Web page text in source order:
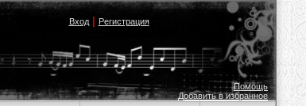
Вход| Регистрация
Помощь
Добавить в избранное